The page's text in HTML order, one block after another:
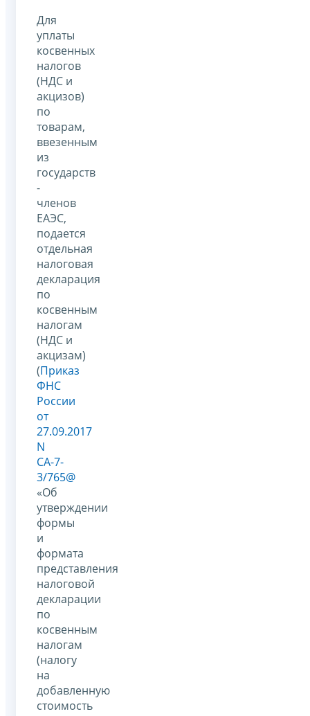
Для
уплаты
косвенных
налогов
(НДС и
акцизов)
по
товарам,
ввезенным
из
государств
-
членов
ЕАЭС,
подается
отдельная
налоговая
декларация
по
косвенным
налогам
(НДС и
акцизам)
(Приказ
ФНС
России
от
27.09.2017
N
СА-7-
3/765@
«Об
утверждении
формы
и
формата
представления
налоговой
декларации
по
косвенным
налогам
(налогу
на
добавленную
стоимость